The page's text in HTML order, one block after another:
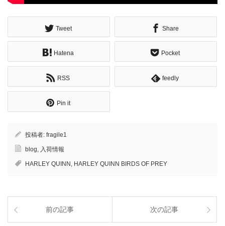
Tweet Share
Hatena Pocket
RSS feedly
Pin it
投稿者: fragile1
blog 入荷情報
HARLEY QUINN HARLEY QUINN BIRDS OF PREY
前の記事 次の記事